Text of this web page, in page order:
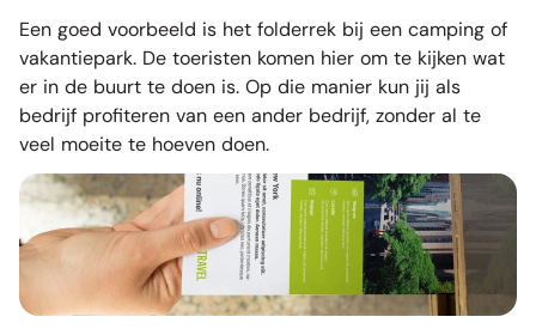
Een goed voorbeeld is het folderrek bij een camping of
vakantiepark. De toeristen komen hier om te kijken wat
er in de buurt te doen is. Op die manier kun jij als
bedrijf profiteren van een ander bedrijf, zonder al te
veel moeite te hoeven doen.